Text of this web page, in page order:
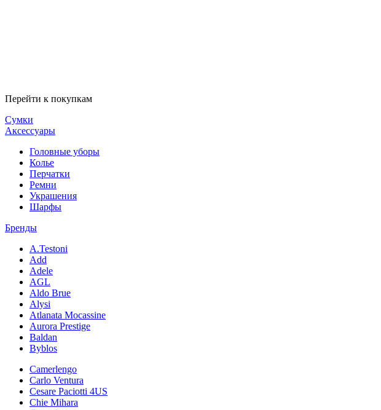
Перейти к покупкам
Сумки
Аксессуары
Головные уборы
Колье
Перчатки
Ремни
Украшения
Шарфы
Бренды
A.Testoni
Add
Adele
AGL
Aldo Brue
Alysi
Atlanata Mocassine
Aurora Prestige
Baldan
Byblos
Camerlengo
Carlo Ventura
Cesare Paciotti 4US
Chie Mihara